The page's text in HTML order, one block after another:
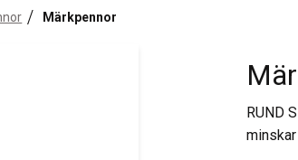
Märkpennor
RUND